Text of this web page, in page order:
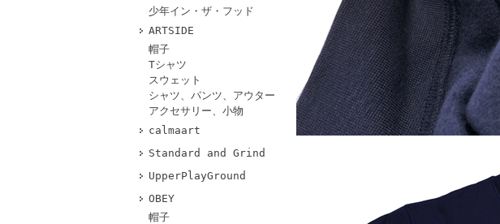
少年イン・ザ・フッド
ARTSIDE
帽子
Tシャツ
スウェット
シャツ、パンツ、アウター
アクセサリー、小物
calmaart
Standard and Grind
UpperPlayGround
OBEY
帽子